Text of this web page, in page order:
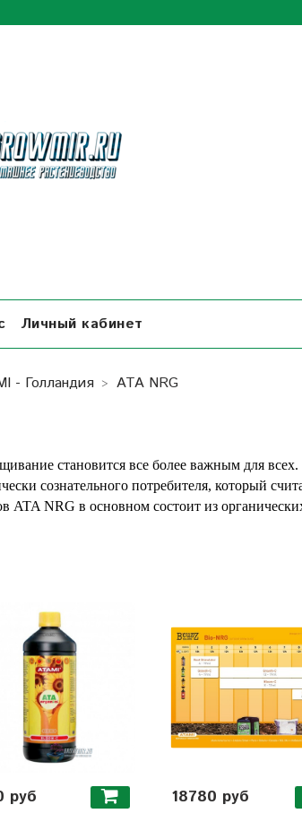
Личный кабинет
- Голландия ATA NRG
становится все более важным для
сознательного потребителя, который
ATA NRG в основном состоит из
руб 18780 руб